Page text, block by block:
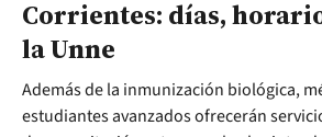
Corrientes: días,
la Unne
Además de la inmunización biológica,
estudiantes avanzados ofrecerán